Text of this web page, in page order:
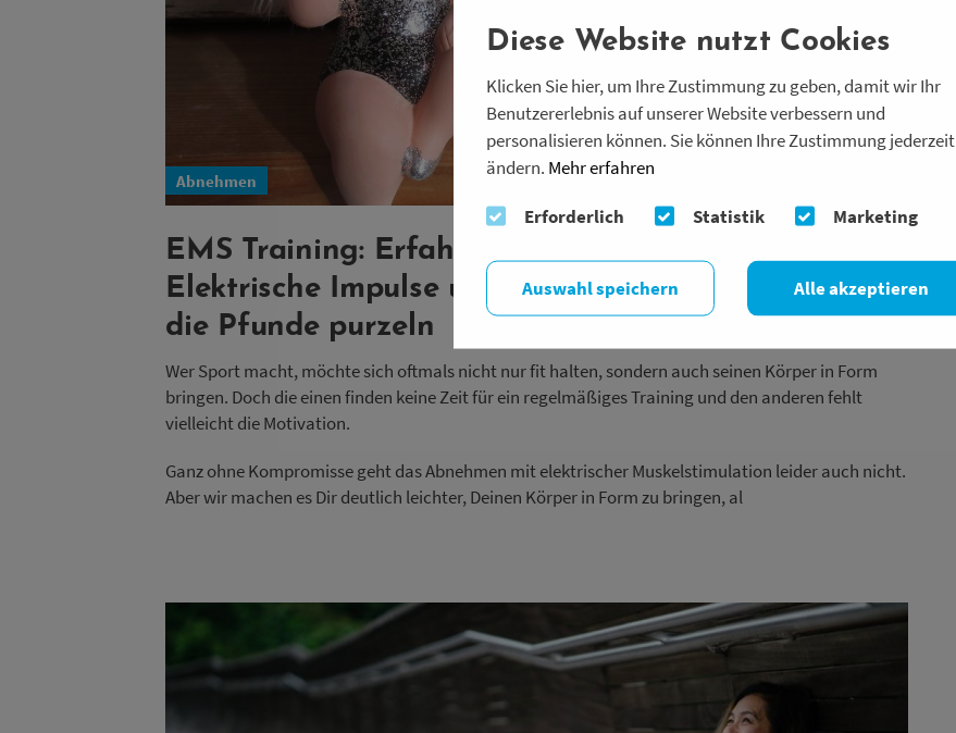
Abnehmen
EMS Training: Erfahrungen beim Abnehmen -
Elektrische Impulse und gesunde Ernährung lassen
die Pfunde purzeln
Wer Sport macht, möchte sich oftmals nicht nur fit halten, sondern auch seinen Körper in Form
bringen. Doch die einen finden keine Zeit für ein regelmäßiges Training und den anderen fehlt
vielleicht die Motivation.
Ganz ohne Kompromisse geht das Abnehmen mit elektrischer Muskelstimulation leider auch nicht.
Aber wir machen es Dir deutlich leichter, Deinen Körper in Form zu bringen, al
Diese Website nutzt Cookies
Klicken Sie hier, um Ihre Zustimmung zu geben, damit wir Ihr
Benutzererlebnis auf unserer Website verbessern und
personalisieren können. Sie können Ihre Zustimmung jederzeit
ändern. Mehr erfahren
Erforderlich Statistik Marketing
Auswahl speichern Alle akzeptieren